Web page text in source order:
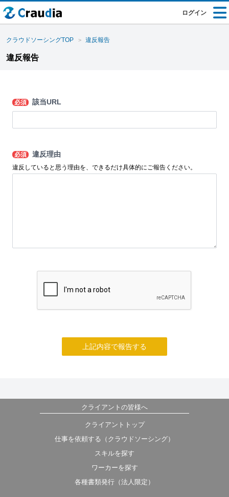
ログイン
クラウドソーシングTOP 違反報告
違反報告
必須 該当URL
必須 違反理由
違反していると思う理由を、できるだけ具体的にご報告ください。
上記内容で報告する
クライアントの皆様へ
クライアントトップ
仕事を依頼する（クラウドソーシング）
スキルを探す
ワーカーを探す
各種書類発行（法人限定）